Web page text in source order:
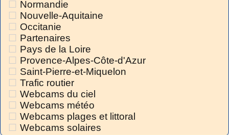
Normandie
Nouvelle-Aquitaine
Occitanie
Partenaires
Pays de la Loire
Provence-Alpes-Côte-d'Azur
Saint-Pierre-et-Miquelon
Trafic routier
Webcams du ciel
Webcams météo
Webcams plages et littoral
Webcams solaires